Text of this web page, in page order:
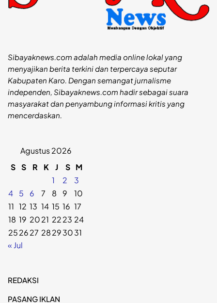
Sibayaknews.com adalah media online lokal yang
menyajikan berita terkini dan terpercaya seputar
Kabupaten Karo. Dengan semangat jurnalisme
independen, Sibayaknews.com hadir sebagai suara
masyarakat dan penyambung informasi kritis yang
mencerdaskan.
Agustus 2026
S S R K J S M
1
2
3
4
5 6 7 8 9
10
11 12 13 14 15 16 17
18 19 2021 2223 24
252627 28293031
« Jul
REDAKSI
PASANG IKLAN